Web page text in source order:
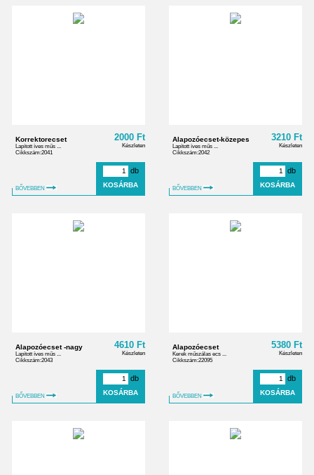
Korrektorecset
Lapított íves műs ...
Cikkszám:2041
BŐVEBBEN
2000 Ft
Készleten
db
Alapozóecset-közepes
Lapított íves műs ...
Cikkszám:2042
BŐVEBBEN
3210 Ft
Készleten
db
Alapozóecset -nagy
Lapított íves műs ...
Cikkszám:2043
BŐVEBBEN
4610 Ft
Készleten
db
Alapozóecset
Kerek műszálas ecs ...
Cikkszám:22095
BŐVEBBEN
5380 Ft
Készleten
db